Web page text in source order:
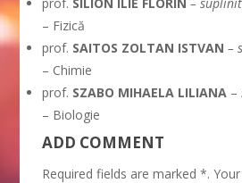
– Fizică
prof. SAITOS ZOLTAN ISTVAN –
– Chimie
prof. SZABO MIHAELA LILIANA –
– Biologie
ADD COMMENT
Required fields are marked *.